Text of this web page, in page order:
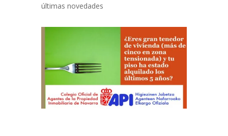
últimas novedades